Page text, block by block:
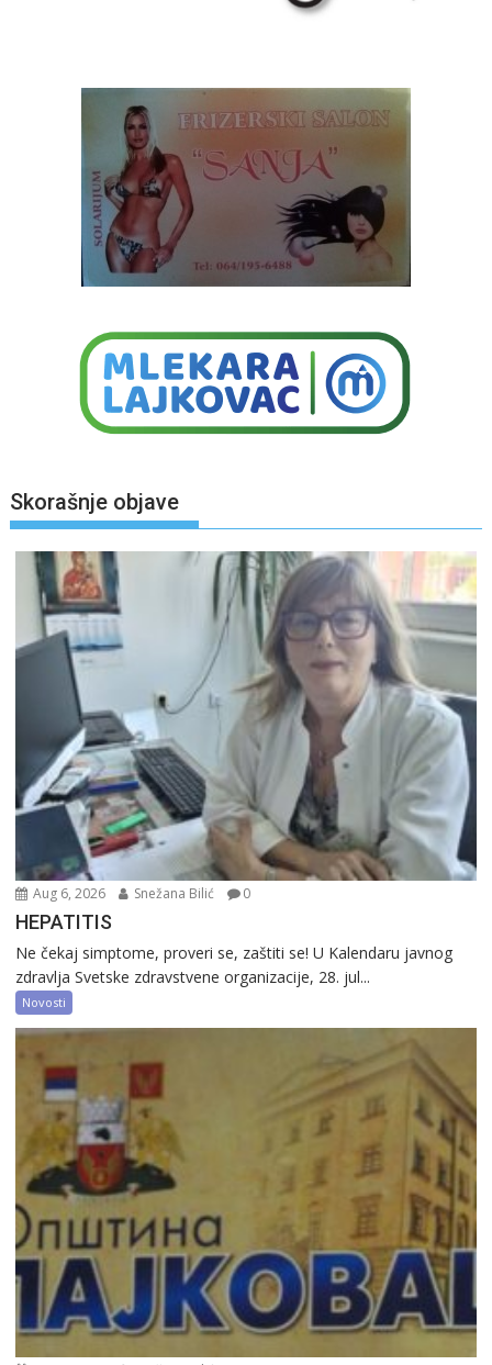
Skorašnje objave
Aug 6, 2026 Snežana Bilić 0
HEPATITIS
Ne čekaj simptome, proveri se, zaštiti se! U Kalendaru javnog
zdravlja Svetske zdravstvene organizacije, 28. jul...
Novosti